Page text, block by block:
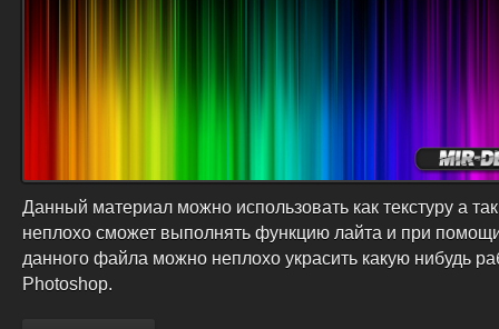
Данный материал можно использовать как текстуру а
неплохо сможет выполнять функцию лайта и при
данного файла можно неплохо украсить какую нибудь
Photoshop.